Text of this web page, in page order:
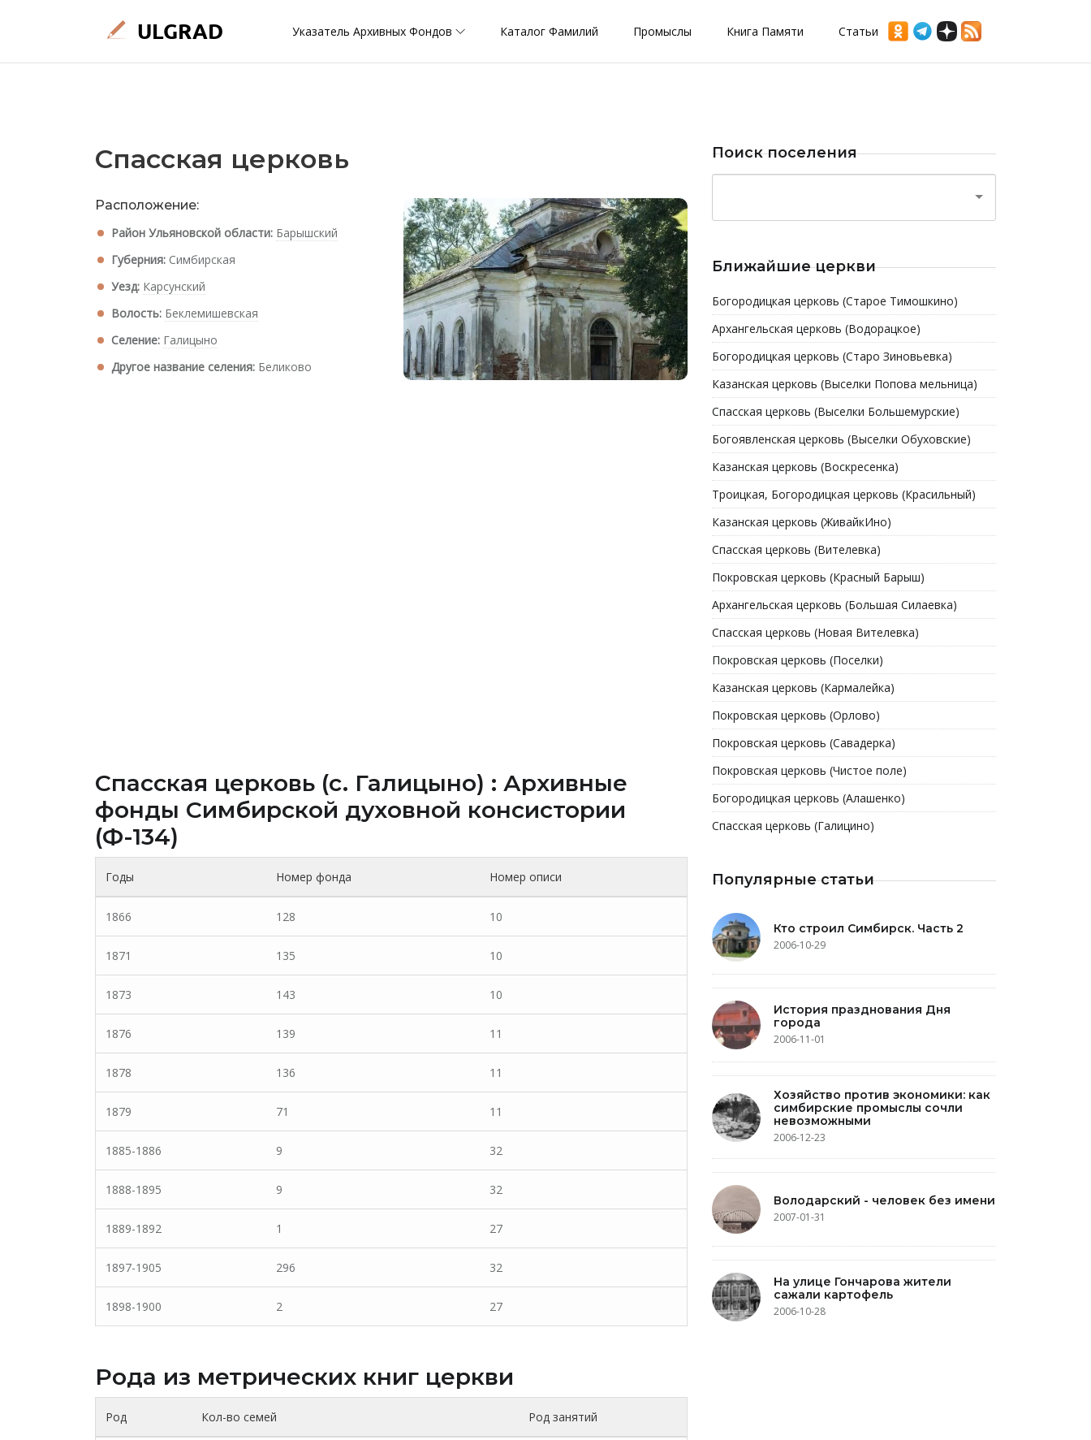
Указатель Архивных Фондов Каталог Фамилий Промыслы Книга Памяти Статьи
Спасская церковь
Расположение:
Район Ульяновской области: Барышский
Губерния: Симбирская
Уезд: Карсунский
Волость: Беклемишевская
Селение: Галицыно
Другое название селения: Беликово
Спасская церковь (c. Галицыно) : Архивные
фонды Cимбирской духовной консистории
(Ф-134)
Годы Номер фонда Номер описи
1866 128 10
1871 135 10
1873 143 10
1876 139 11
1878 136 11
1879 71 11
1885-1886 9 32
1888-1895 9 32
1889-1892 1 27
1897-1905 296 32
1898-1900 2 27
Рода из метрических книг церкви
Род Кол-во семей Род занятий
Поиск поселения
Ближайшие церкви
Богородицкая церковь (Старое Тимошкино)
Архангельская церковь (Водорацкое)
Богородицкая церковь (Старо Зиновьевка)
Казанская церковь (Выселки Попова мельница)
Спасская церковь (Выселки Большемурские)
Богоявленская церковь (Выселки Обуховские)
Казанская церковь (Воскресенка)
Троицкая, Богородицкая церковь (Красильный)
Казанская церковь (ЖивайкИно)
Спасская церковь (Вителевка)
Покровская церковь (Красный Барыш)
Архангельская церковь (Большая Силаевка)
Спасская церковь (Новая Вителевка)
Покровская церковь (Поселки)
Казанская церковь (Кармалейка)
Покровская церковь (Орлово)
Покровская церковь (Савадерка)
Покровская церковь (Чистое поле)
Богородицкая церковь (Алашенко)
Спасская церковь (Галицино)
Популярные статьи
Кто строил Симбирск. Часть 2
2006-10-29
История празднования Дня
города
2006-11-01
Хозяйство против экономики: как
симбирские промыслы сочли
невозможными
2006-12-23
Володарский - человек без имени
2007-01-31
На улице Гончарова жители
сажали картофель
2006-10-28